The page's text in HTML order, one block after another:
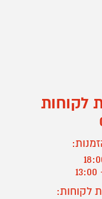
לקוחות
לקוחות: